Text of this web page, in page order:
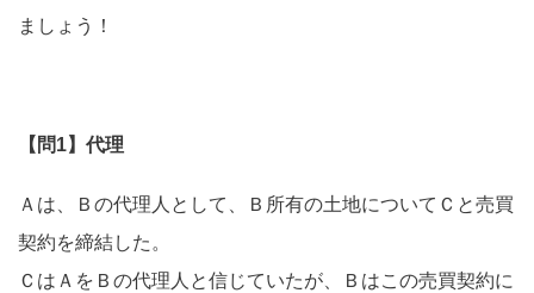
ましょう！
【問1】代理
Ａは、Ｂの代理人として、Ｂ所有の土地についてＣと売買
契約を締結した。
ＣはＡをＢの代理人と信じていたが、Ｂはこの売買契約に